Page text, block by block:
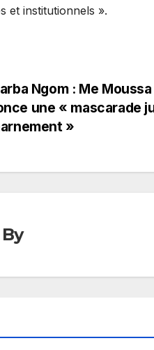
et institutionnels ».
Ngom : Me
une « mascarade
»
By